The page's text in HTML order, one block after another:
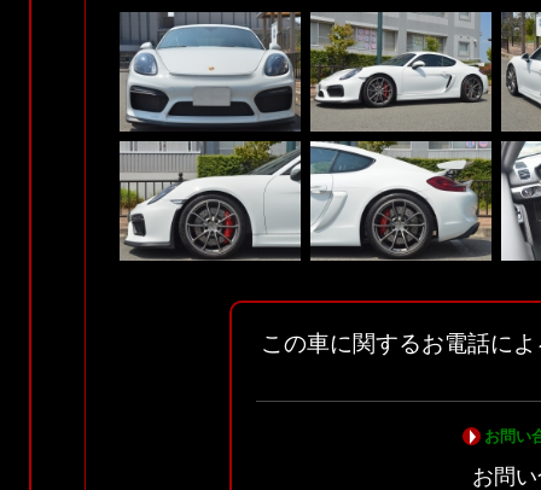
この車に関するお電話に
お問い
お問